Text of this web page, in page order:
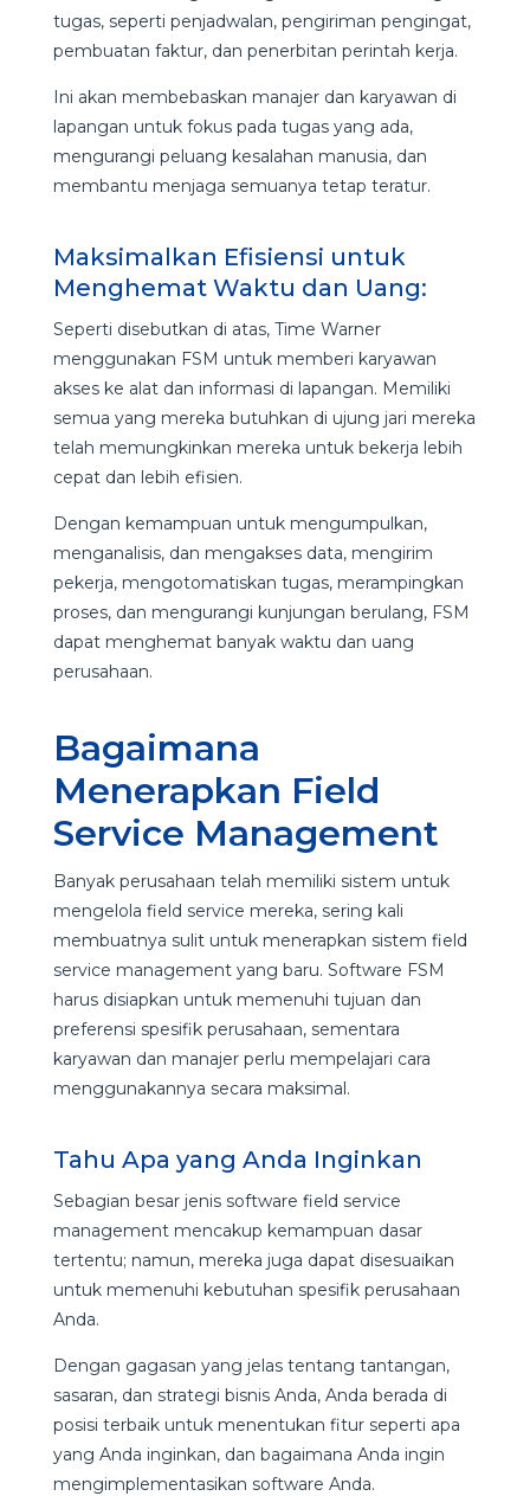
tugas, seperti penjadwalan, pengiriman pengingat,
pembuatan faktur, dan penerbitan perintah kerja.
Ini akan membebaskan manajer dan karyawan di
lapangan untuk fokus pada tugas yang ada,
mengurangi peluang kesalahan manusia, dan
membantu menjaga semuanya tetap teratur.
Maksimalkan Efisiensi untuk
Menghemat Waktu dan Uang:
Seperti disebutkan di atas, Time Warner
menggunakan FSM untuk memberi karyawan
akses ke alat dan informasi di lapangan. Memiliki
semua yang mereka butuhkan di ujung jari mereka
telah memungkinkan mereka untuk bekerja lebih
cepat dan lebih efisien.
Dengan kemampuan untuk mengumpulkan,
menganalisis, dan mengakses data, mengirim
pekerja, mengotomatiskan tugas, merampingkan
proses, dan mengurangi kunjungan berulang, FSM
dapat menghemat banyak waktu dan uang
perusahaan.
Bagaimana
Menerapkan Field
Service Management
Banyak perusahaan telah memiliki sistem untuk
mengelola field service mereka, sering kali
membuatnya sulit untuk menerapkan sistem field
service management yang baru. Software FSM
harus disiapkan untuk memenuhi tujuan dan
preferensi spesifik perusahaan, sementara
karyawan dan manajer perlu mempelajari cara
menggunakannya secara maksimal.
Tahu Apa yang Anda Inginkan
Sebagian besar jenis software field service
management mencakup kemampuan dasar
tertentu; namun, mereka juga dapat disesuaikan
untuk memenuhi kebutuhan spesifik perusahaan
Anda.
Dengan gagasan yang jelas tentang tantangan,
sasaran, dan strategi bisnis Anda, Anda berada di
posisi terbaik untuk menentukan fitur seperti apa
yang Anda inginkan, dan bagaimana Anda ingin
mengimplementasikan software Anda.